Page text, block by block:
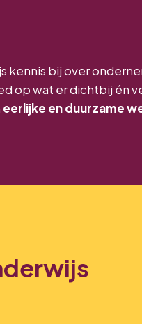
bij over
op wat er dichtbij én
eerlijke en duurzame